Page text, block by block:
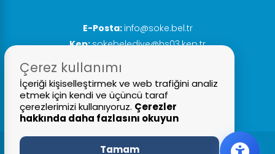
E-Posta: info@soke.bel.tr
Kep:sokebelediye@hs03.kep.tr
Çerez kullanımı
İçeriği kişiselleştirmek ve web trafiğini analiz
etmek için kendi ve üçüncü taraf
çerezlerimizi kullanıyoruz. Çerezler
hakkında daha fazlasını okuyun
Tamam